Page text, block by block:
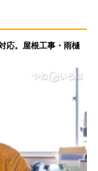
応。屋根工事・雨樋